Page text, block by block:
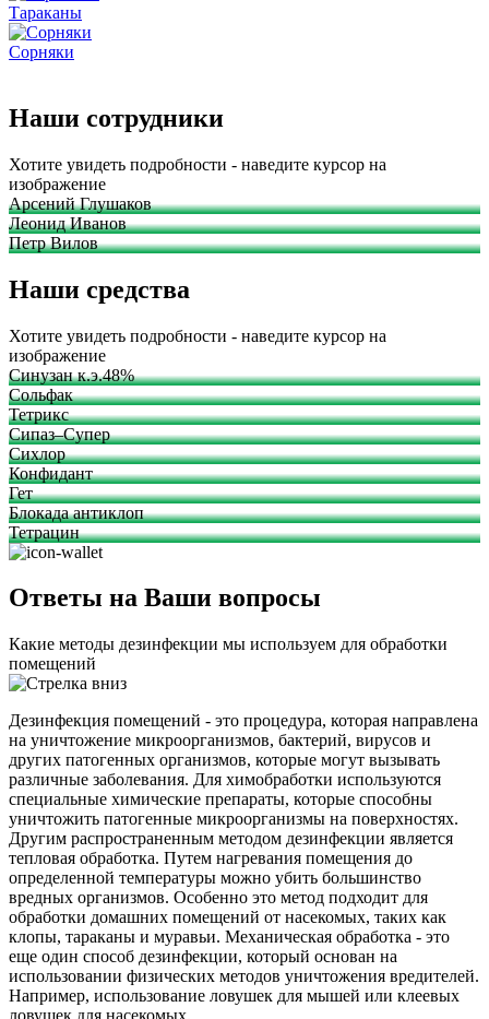
Тараканы
Сорняки
Наши сотрудники
Хотите увидеть подробности - наведите курсор на
изображение
Арсений Глушаков
Леонид Иванов
Петр Вилов
Наши средства
Хотите увидеть подробности - наведите курсор на
изображение
Синузан к.э.48%
Сольфак
Тетрикс
Сипаз–Супер
Сихлор
Конфидант
Гет
Блокада антиклоп
Тетрацин
Ответы на Ваши вопросы
Какие методы дезинфекции мы используем для обработки
помещений
Дезинфекция помещений - это процедура, которая направлена
на уничтожение микроорганизмов, бактерий, вирусов и
других патогенных организмов, которые могут вызывать
различные заболевания. Для химобработки используются
специальные химические препараты, которые способны
уничтожить патогенные микроорганизмы на поверхностях.
Другим распространенным методом дезинфекции является
тепловая обработка. Путем нагревания помещения до
определенной температуры можно убить большинство
вредных организмов. Особенно это метод подходит для
обработки домашних помещений от насекомых, таких как
клопы, тараканы и муравьи. Механическая обработка - это
еще один способ дезинфекции, который основан на
использовании физических методов уничтожения вредителей.
Например, использование ловушек для мышей или клеевых